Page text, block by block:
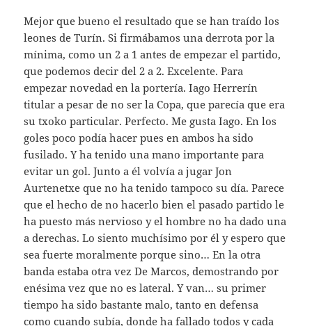
Mejor que bueno el resultado que se han traído los
leones de Turín. Si firmábamos una derrota por la
mínima, como un 2 a 1 antes de empezar el partido,
que podemos decir del 2 a 2. Excelente. Para
empezar novedad en la portería. Iago Herrerín
titular a pesar de no ser la Copa, que parecía que era
su txoko particular. Perfecto. Me gusta Iago. En los
goles poco podía hacer pues en ambos ha sido
fusilado. Y ha tenido una mano importante para
evitar un gol. Junto a él volvía a jugar Jon
Aurtenetxe que no ha tenido tampoco su día. Parece
que el hecho de no hacerlo bien el pasado partido le
ha puesto más nervioso y el hombre no ha dado una
a derechas. Lo siento muchísimo por él y espero que
sea fuerte moralmente porque sino… En la otra
banda estaba otra vez De Marcos, demostrando por
enésima vez que no es lateral. Y van… su primer
tiempo ha sido bastante malo, tanto en defensa
como cuando subía, donde ha fallado todos y cada